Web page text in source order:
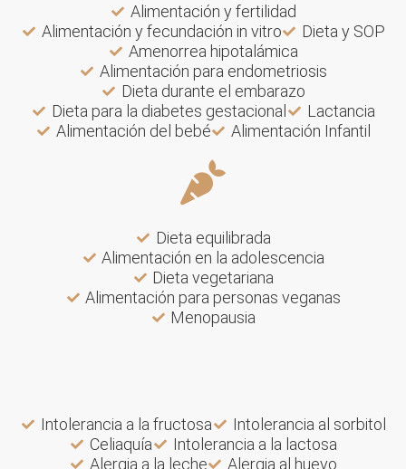
Alimentación y fertilidad
Alimentación y fecundación in vitro
Dieta y SOP
Amenorrea hipotalámica
Alimentación para endometriosis
Dieta durante el embarazo
Dieta para la diabetes gestacional
Lactancia
Alimentación del bebé
Alimentación Infantil
Dieta equilibrada
Alimentación en la adolescencia
Dieta vegetariana
Alimentación para personas veganas
Menopausia
Intolerancia a la fructosa
Intolerancia al sorbitol
Celiaquía
Intolerancia a la lactosa
Alergia a la leche
Alergia al huevo